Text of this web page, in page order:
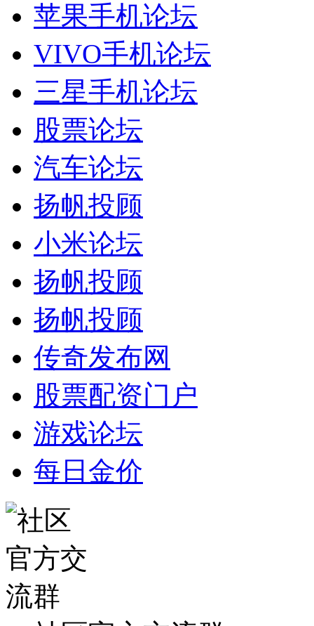
苹果手机论坛
VIVO手机论坛
三星手机论坛
股票论坛
汽车论坛
扬帆投顾
小米论坛
扬帆投顾
扬帆投顾
传奇发布网
股票配资门户
游戏论坛
每日金价